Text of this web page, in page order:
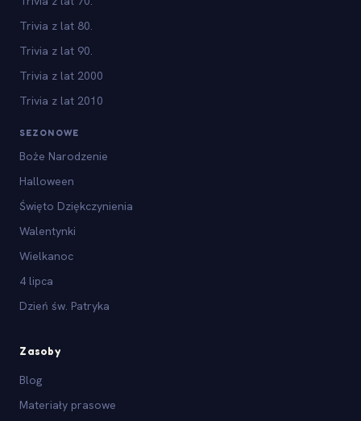
Trivia z lat 80.
Trivia z lat 90.
Trivia z lat 2000
Trivia z lat 2010
SEZONOWE
Boże Narodzenie
Halloween
Święto Dziękczynienia
Walentynki
Wielkanoc
4 lipca
Dzień św. Patryka
Zasoby
Blog
Materiały prasowe